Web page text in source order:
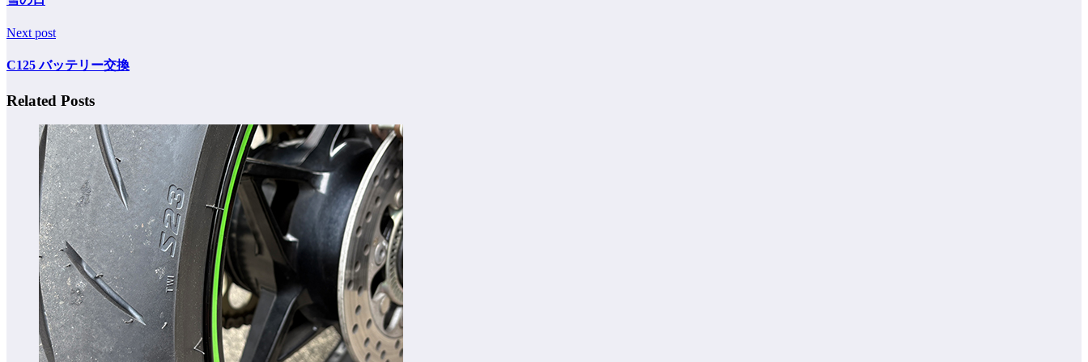
Next post
C125 バッテリー交換
Related Posts